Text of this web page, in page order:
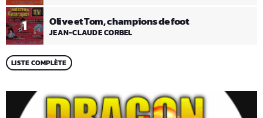
1 Olive et Tom, champions de foot
JEAN-CLAUDE CORBEL
LISTE COMPLÈTE